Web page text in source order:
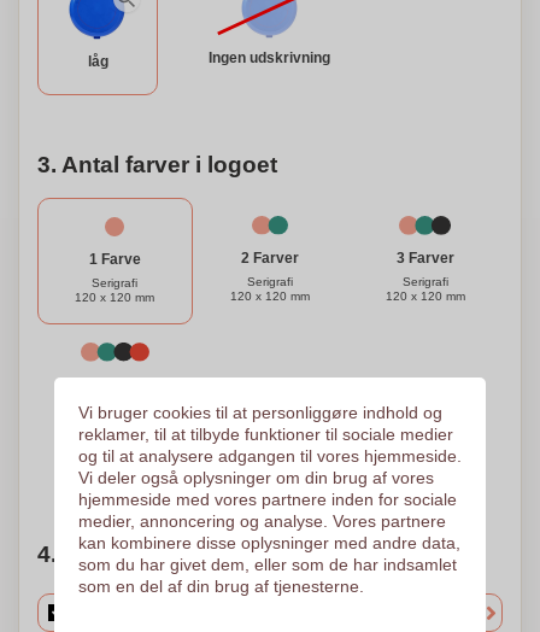
plads.
låg Ingen udskrivning
3. Antal farver i logoet
1 Farve
Serigrafi
120 x 120 mm
2 Farver
Serigrafi
120 x 120 mm
3 Farver
Serigrafi
120 x 120 mm
Serigrafi
120 x 120 mm
Brug for hjælp?Hjælp mig med at vælge
4. Vælg mængden
Vi bruger cookies til at personliggøre indhold og
reklamer, til at tilbyde funktioner til sociale medier
og til at analysere adgangen til vores hjemmeside.
Vi deler også oplysninger om din brug af vores
hjemmeside med vores partnere inden for sociale
medier, annoncering og analyse. Vores partnere
kan kombinere disse oplysninger med andre data,
som du har givet dem, eller som de har indsamlet
som en del af din brug af tjenesterne.